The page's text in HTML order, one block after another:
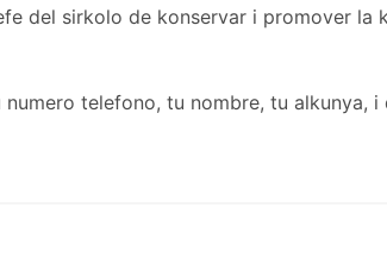
del sirkolo de konservar i promover la
numero telefono, tu nombre, tu alkunya,